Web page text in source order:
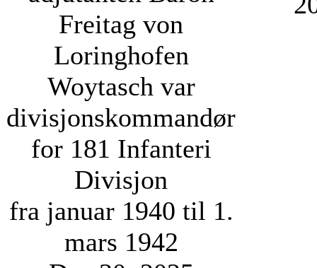
Freitag von
Loringhofen
Woytasch var
divisjonskommandør
for 181 Infanteri
Divisjon
fra januar 1940 til 1.
mars 1942